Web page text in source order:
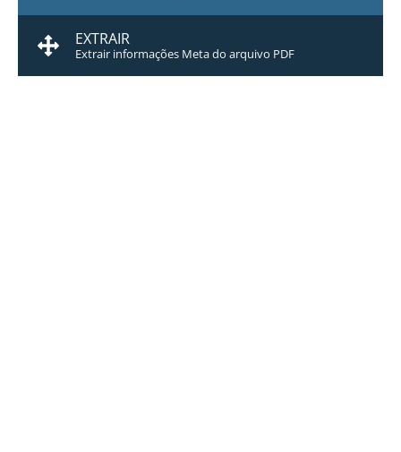
EXTRAIR
Extrair informações Meta do arquivo PDF